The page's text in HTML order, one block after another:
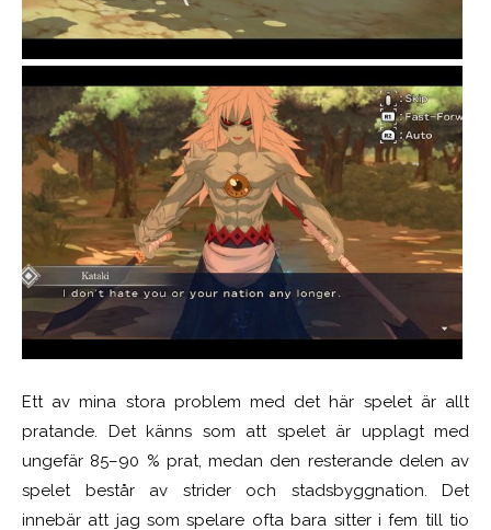
Ett av mina stora problem med det här spelet är allt
pratande. Det känns som att spelet är upplagt med
ungefär 85–90 % prat, medan den resterande delen av
spelet består av strider och stadsbyggnation. Det
innebär att jag som spelare ofta bara sitter i fem till tio